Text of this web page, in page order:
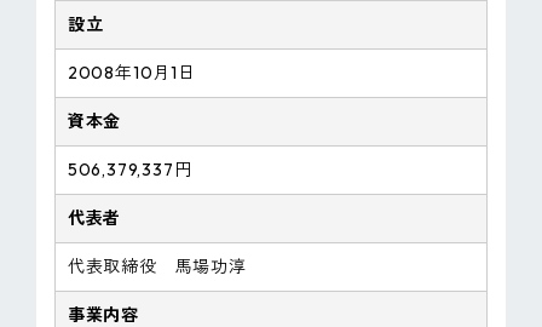
設立
2008年10月1日
資本金
506,379,337円
代表者
代表取締役 馬場功淳
事業内容